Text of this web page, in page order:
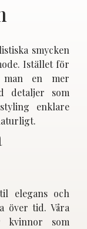
smycken
Istället för
en mer
detaljer som
enklare
elegans och
över tid. Våra
kvinnor som